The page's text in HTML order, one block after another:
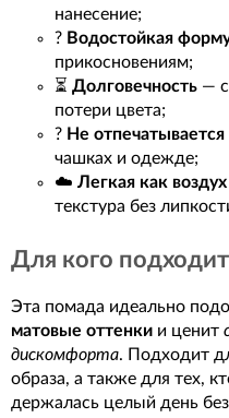
нанесение;
? Водостойкая
прикосновениям;
⏳ Долговечность —
потери цвета;
? Не отпечатывается
чашках и одежде;
☁️ Легкая как воздух
текстура без
Для кого подходит
Эта помада идеально
матовые оттенки и ценит
дискомфорта. Подходит
образа, а также для тех,
держалась целый день